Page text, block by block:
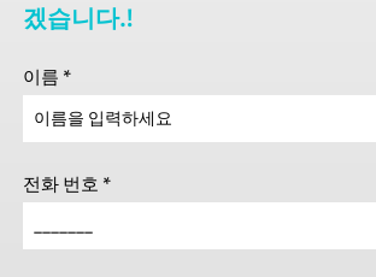
겠습니다.!
이름 *
전화 번호 *